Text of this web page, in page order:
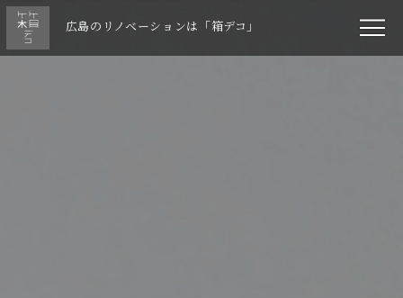
広島のリノベーションは「箱デコ」